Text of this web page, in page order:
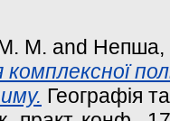
М. and Непша,
Географія